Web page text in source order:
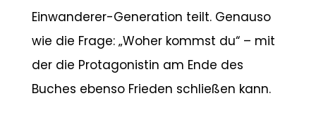
Einwanderer-Generation teilt. Genauso
wie die Frage: „Woher kommst du“ – mit
der die Protagonistin am Ende des
Buches ebenso Frieden schließen kann.